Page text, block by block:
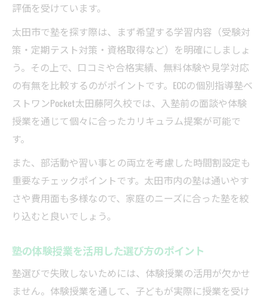
評価を受けています。
太田市で塾を探す際は、まず希望する学習内容（受験対
策・定期テスト対策・資格取得など）を明確にしましょ
う。その上で、口コミや合格実績、無料体験や見学対応
の有無を比較するのがポイントです。ECCの個別指導塾ベ
ストワンPocket太田藤阿久校では、入塾前の面談や体験
授業を通じて個々に合ったカリキュラム提案が可能で
す。
また、部活動や習い事との両立を考慮した時間割設定も
重要なチェックポイントです。太田市内の塾は通いやす
さや費用面も多様なので、家庭のニーズに合った塾を絞
り込むと良いでしょう。
塾の体験授業を活用した選び方のポイント
塾選びで失敗しないためには、体験授業の活用が欠かせ
ません。体験授業を通して、子どもが実際に授業を受け